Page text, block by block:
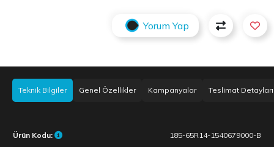
Yorum Yap
Teknik Bilgiler Genel Özellikler Kampanyalar Teslimat Detayları
Ürün Kodu:
185-65R14-1540679000-B